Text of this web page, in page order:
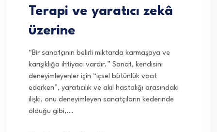
Terapi ve yaratıcı zekâ
üzerine
“Bir sanatçının belirli miktarda karmaşaya ve
karışıklığa ihtiyacı vardır.” Sanat, kendisini
deneyimleyenler için “içsel bütünlük vaat
ederken”, yaratıcılık ve akıl hastalığı arasındaki
ilişki, onu deneyimleyen sanatçıların kederinde
olduğu gibi,...